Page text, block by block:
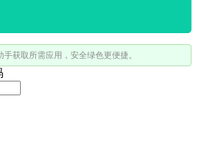
手获取所需应用，安全绿色更便捷。